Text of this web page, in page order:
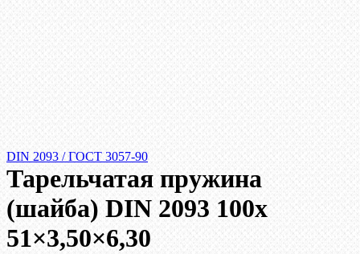
DIN 2093 / ГОСТ 3057-90
Тарельчатая пружина
(шайба) DIN 2093 100x
51×3,50×6,30